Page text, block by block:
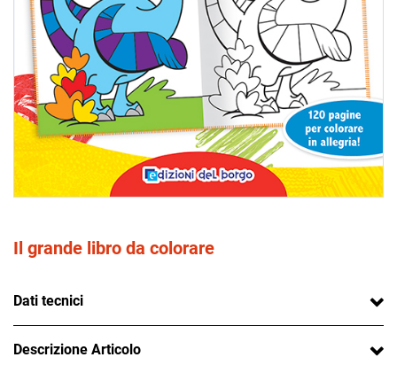
Il grande libro da colorare
Dati tecnici
Descrizione Articolo